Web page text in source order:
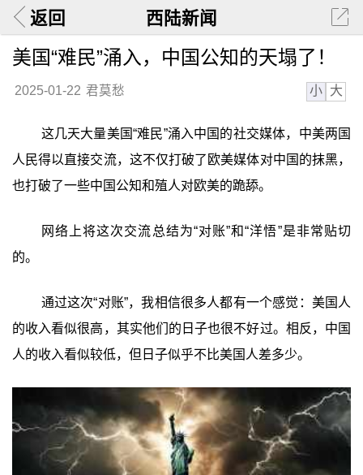
返回 西陆新闻
美国“难民”涌入，中国公知的天塌了！
2025-01-22 君莫愁 小 大
这几天大量美国“难民”涌入中国的社交媒体，中美两国
人民得以直接交流，这不仅打破了欧美媒体对中国的抹黑，
也打破了一些中国公知和殖人对欧美的跪舔。
网络上将这次交流总结为“对账”和“洋悟”是非常贴切
的。
通过这次“对账”，我相信很多人都有一个感觉：美国人
的收入看似很高，其实他们的日子也很不好过。相反，中国
人的收入看似较低，但日子似乎不比美国人差多少。